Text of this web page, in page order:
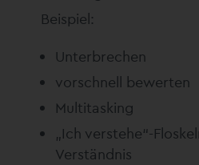
Beispiel:
Unterbrechen
vorschnell bewerten
Multitasking
„Ich verstehe“-
Verständnis